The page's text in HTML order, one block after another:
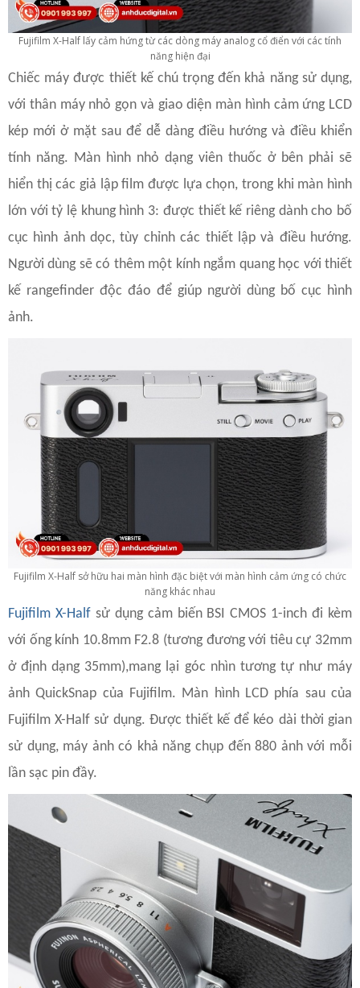
Fujifilm X-Half lấy cảm hứng từ các dòng máy analog cổ điển với các tính
năng hiện đại
Chiếc máy được thiết kế chú trọng đến khả năng sử dụng,
với thân máy nhỏ gọn và giao diện màn hình cảm ứng LCD
kép mới ở mặt sau để dễ dàng điều hướng và điều khiển
tính năng. Màn hình nhỏ dạng viên thuốc ở bên phải sẽ
hiển thị các giả lập film được lựa chọn, trong khi màn hình
lớn với tỷ lệ khung hình 3: được thiết kế riêng dành cho bố
cục hình ảnh dọc, tùy chỉnh các thiết lập và điều hướng.
Người dùng sẽ có thêm một kính ngắm quang học với thiết
kế rangefinder độc đáo để giúp người dùng bố cục hình
ảnh.
Fujifilm X-Half sở hữu hai màn hình đặc biệt với màn hình cảm ứng có chức
năng khác nhau
Fujifilm X-Halfsử dụng cảm biến BSI CMOS 1-inch đi kèm
với ống kính 10.8mm F2.8 (tương đương với tiêu cự 32mm
ở định dạng 35mm),mang lại góc nhìn tương tự như máy
ảnh QuickSnap của Fujifilm. Màn hình LCD phía sau của
Fujifilm X-Half sử dụng. Được thiết kế để kéo dài thời gian
sử dụng, máy ảnh có khả năng chụp đến 880 ảnh với mỗi
lần sạc pin đầy.